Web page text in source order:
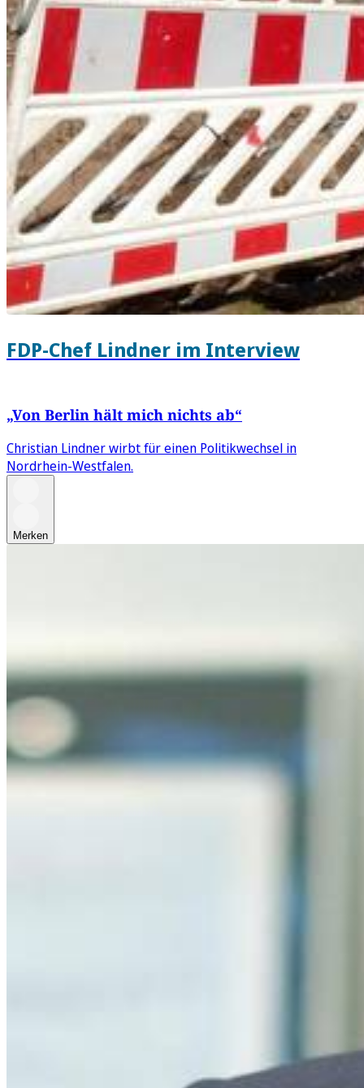
FDP-Chef Lindner im Interview
„Von Berlin hält mich nichts ab“
Christian Lindner wirbt für einen Politikwechsel in
Nordrhein-Westfalen.
Merken